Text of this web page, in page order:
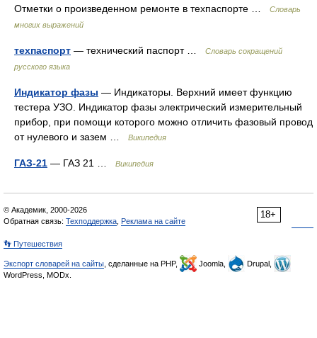
Отметки о произведенном ремонте в техпаспорте …
Словарь
многих выражений
техпаспорт — технический паспорт …
Словарь сокращений
русского языка
Индикатор фазы — Индикаторы. Верхний имеет функцию
тестера УЗО. Индикатор фазы электрический измерительный
прибор, при помощи которого можно отличить фазовый провод
от нулевого и зазем …
Википедия
ГАЗ-21 — ГАЗ 21 … Википедия
18+
© Академик, 2000-2026
Обратная связь: Техподдержка Реклама на сайте
👣 Путешествия
Экспорт словарей на сайты , сделанные на PHP, Joomla,
Drupal,
WordPress, MODx.